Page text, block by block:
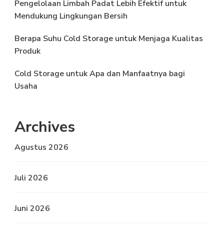
Pengelolaan Limbah Padat Lebih Efektif untuk
Mendukung Lingkungan Bersih
Berapa Suhu Cold Storage untuk Menjaga Kualitas
Produk
Cold Storage untuk Apa dan Manfaatnya bagi
Usaha
Archives
Agustus 2026
Juli 2026
Juni 2026